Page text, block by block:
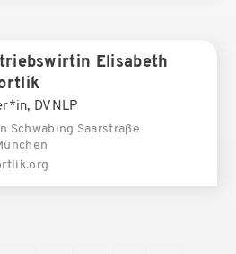
Elisabeth
DVNLP
Schwabing Saarstraße